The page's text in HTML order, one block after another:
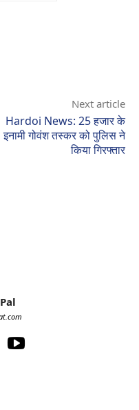
Next article
Hardoi News: 25 हजार के
इनामी गोवंश तस्कर को पुलिस ने
किया गिरफ्तार